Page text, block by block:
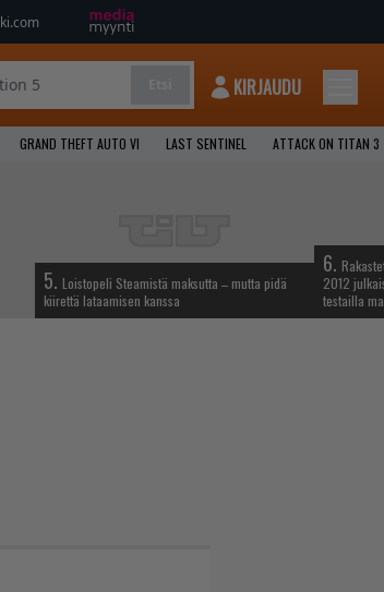
KIRJAUDU
GRAND THEFT AUTO VI LAST SENTINEL ATTACK ON TITAN 3
5. Loistopeli Steamistä maksutta – mutta pidä
kiirettä lataamisen kanssa
6.
2012
testailla